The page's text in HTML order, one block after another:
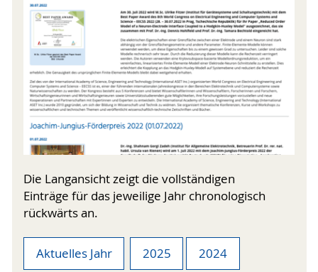
Die Langansicht zeigt die vollständigen
Einträge für das jeweilige Jahr chronologisch
rückwärts an.
Aktuelles Jahr 2025 2024